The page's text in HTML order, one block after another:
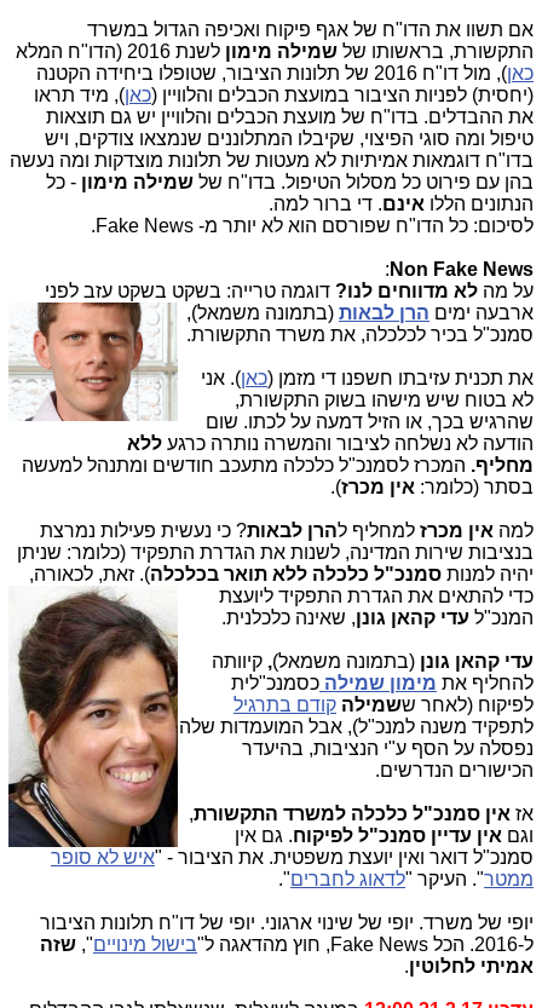
אם תשוו את הדו"ח של אגף פיקוח ואכיפה הגדול במשרד
התקשורת, בראשותו של שמילה מימון לשנת 2016 (הדו"ח המלא
כאן
), מול דו"ח 2016 של תלונות הציבור, שטופלו ביחידה הקטנה
(יחסית) לפניות הציבור במועצת הכבלים והלוויין (כאן), מיד תראו
את ההבדלים. בדו"ח של מועצת הכבלים והלוויין יש גם תוצאות
טיפול ומה סוגי הפיצוי, שקיבלו המתלוננים שנמצאו צודקים, ויש
בדו"ח דוגמאות אמיתיות לא מעטות של תלונות מוצדקות ומה נעשה
בהן עם פירוט כל מסלול הטיפול. בדו"ח של שמילה מימון - כל
הנתונים הללו אינם. די ברור למה.
לסיכום: כל הדו"ח שפורסם הוא לא יותר מ- Fake News.
Non Fake News
:
על מה לא מדווחים לנו? דוגמה טרייה: בשקט בשקט עזב לפני
ארבעה ימים הרן לבאות (בתמונה משמאל),
סמנכ"ל בכיר לכלכלה, את משרד התקשורת.
את תכנית עזיבתו חשפנו די מזמן (כאן). אני
לא בטוח שיש מישהו בשוק התקשורת,
שהרגיש בכך, או הזיל דמעה על לכתו. שום
הודעה לא נשלחה לציבור והמשרה נותרה כרגע ללא
מחליף. המכרז לסמנכ"ל כלכלה מתעכב חודשים ומתנהל למעשה
בסתר (כלומר: אין מכרז).
למה אין מכרז למחליף להרן לבאות? כי נעשית פעילות נמרצת
בנציבות שירות המדינה, לשנות את הגדרת התפקיד (כלומר: שניתן
יהיה למנות סמנכ"ל כלכלה ללא תואר בכלכלה). זאת, לכאורה,
כדי להתאים את הגדרת התפקיד ליועצת
המנכ"ל עדי קהאן גונן, שאינה כלכלנית.
עדי קהאן גונן (בתמונה משמאל), קיוותה
להחליף את מימון שמילה כסמנכ"לית
לפיקוח (לאחר ששמילה קודם בתרגיל
לתפקיד משנה למנכ"ל), אבל המועמדות שלה
נפסלה על הסף ע"י הנציבות, בהיעדר
הכישורים הנדרשים.
אז אין סמנכ"ל כלכלה למשרד התקשורת,
וגם אין עדיין סמנכ"ל לפיקוח. גם אין
סמנכ"ל דואר ואין יועצת משפטית. את הציבור - "איש לא סופר
ממטר". העיקר "לדאוג לחברים".
יופי של משרד. יופי של שינוי ארגוני. יופי של דו"ח תלונות הציבור
ל-2016. הכל Fake News, חוץ מהדאגה ל"
בישול מינויים", שזה
אמיתי לחלוטין.